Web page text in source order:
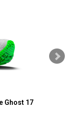
Ghost 17